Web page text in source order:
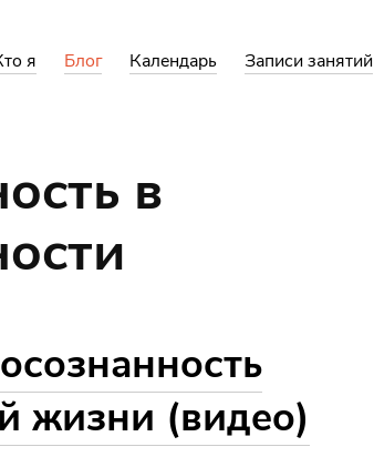
я Блог Календарь Записи занятий
в
жизни (видео)